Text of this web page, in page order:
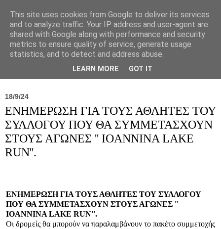
Σύλλογος Ιπποκράτειος
18/9/24
ΕΝΗΜΕΡΩΣΗ ΓΙΑ ΤΟΥΣ ΑΘΛΗΤΕΣ ΤΟΥ
ΣΥΛΛΟΓΟΥ ΠΟΥ ΘΑ ΣΥΜΜΕΤΑΣΧΟΥΝ
ΣΤΟΥΣ ΑΓΩΝΕΣ '' IOANNINA LAKE
RUN''.
ΕΝΗΜΕΡΩΣΗ ΓΙΑ ΤΟΥΣ ΑΘΛΗΤΕΣ ΤΟΥ ΣΥΛΛΟΓΟΥ
ΠΟΥ ΘΑ ΣΥΜΜΕΤΑΣΧΟΥΝ ΣΤΟΥΣ ΑΓΩΝΕΣ ''
IOANNINA LAKE RUN''.
Οι δρομείς θα μπορούν να παραλαμβάνουν το πακέτο συμμετοχής
This site uses cookies from Google to deliver its services
and to analyze traffic. Your IP address and user-agent are
shared with Google along with performance and security
metrics to ensure quality of service, generate usage
statistics, and to detect and address abuse.
LEARN MORE GOT IT